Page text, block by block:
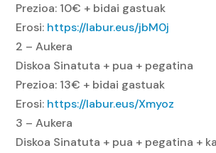
Prezioa: 10€ + bidai gastuak
Erosi: https://labur.eus/jbM0j
2 – Aukera
Diskoa Sinatuta + pua + pegatina
Prezioa: 13€ + bidai gastuak
Erosi: https://labur.eus/Xmyoz
3 – Aukera
Diskoa Sinatuta + pua + pegatina +